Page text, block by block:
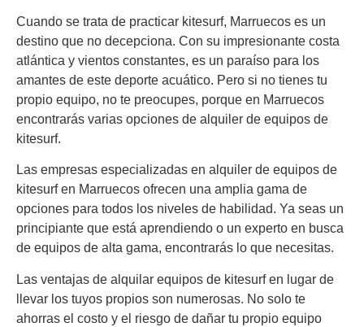
Cuando se trata de practicar kitesurf, Marruecos es un
destino que no decepciona. Con su impresionante costa
atlántica y vientos constantes, es un paraíso para los
amantes de este deporte acuático. Pero si no tienes tu
propio equipo, no te preocupes, porque en Marruecos
encontrarás varias opciones de alquiler de equipos de
kitesurf.
Las empresas especializadas en alquiler de equipos de
kitesurf en Marruecos ofrecen una amplia gama de
opciones para todos los niveles de habilidad. Ya seas un
principiante que está aprendiendo o un experto en busca
de equipos de alta gama, encontrarás lo que necesitas.
Las ventajas de alquilar equipos de kitesurf en lugar de
llevar los tuyos propios son numerosas. No solo te
ahorras el costo y el riesgo de dañar tu propio equipo